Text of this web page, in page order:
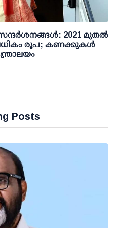
സന്ദർശനങ്ങൾ: 2021 മുതൽ
രൂപ; കണക്കുകൾ
Posts